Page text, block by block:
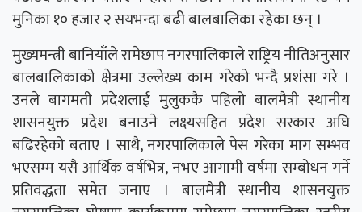
मुनिका १० हजार २ सयभन्दा बढी बालबालिका रहेका छन् ।
मुख्यमन्त्री बानियाँले रामेछाप नगरपालिकाले राष्ट्रिय नीतिअनुसार
बालबालिकाको क्षेत्रमा उल्लेख्य काम गरेको भन्दै प्रशंसा गरे ।
उनले बागमती प्रदेशलाई मुलुककै पहिलो बालमैत्री स्थानीय
शासनयुक्त प्रदेश बनाउने लक्ष्यसहित प्रदेश सरकार अघि
बढिरहेको बताए । साथै, नगरपालिकाले पेस गरेका माग सम्भव
भएसम्म यसै आर्थिक वर्षभित्र, नभए आगामी वर्षमा सम्बोधन गर्ने
प्रतिवद्धता समेत जनाए । बालमैत्री स्थानीय शासनयुक्त